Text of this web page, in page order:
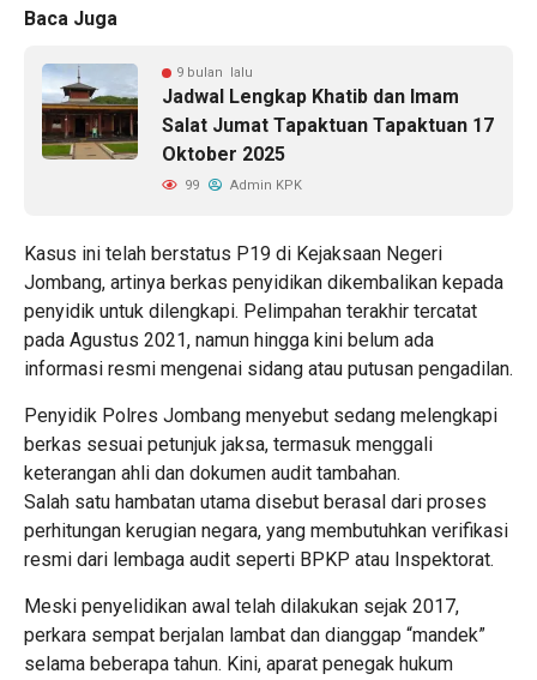
Baca Juga
9 bulan lalu
Jadwal Lengkap Khatib dan Imam
Salat Jumat Tapaktuan Tapaktuan 17
Oktober 2025
99 Admin KPK
Kasus ini telah berstatus P19 di Kejaksaan Negeri
Jombang, artinya berkas penyidikan dikembalikan kepada
penyidik untuk dilengkapi. Pelimpahan terakhir tercatat
pada Agustus 2021, namun hingga kini belum ada
informasi resmi mengenai sidang atau putusan pengadilan.
Penyidik Polres Jombang menyebut sedang melengkapi
berkas sesuai petunjuk jaksa, termasuk menggali
keterangan ahli dan dokumen audit tambahan.
Salah satu hambatan utama disebut berasal dari proses
perhitungan kerugian negara, yang membutuhkan verifikasi
resmi dari lembaga audit seperti BPKP atau Inspektorat.
Meski penyelidikan awal telah dilakukan sejak 2017,
perkara sempat berjalan lambat dan dianggap “mandek”
selama beberapa tahun. Kini, aparat penegak hukum